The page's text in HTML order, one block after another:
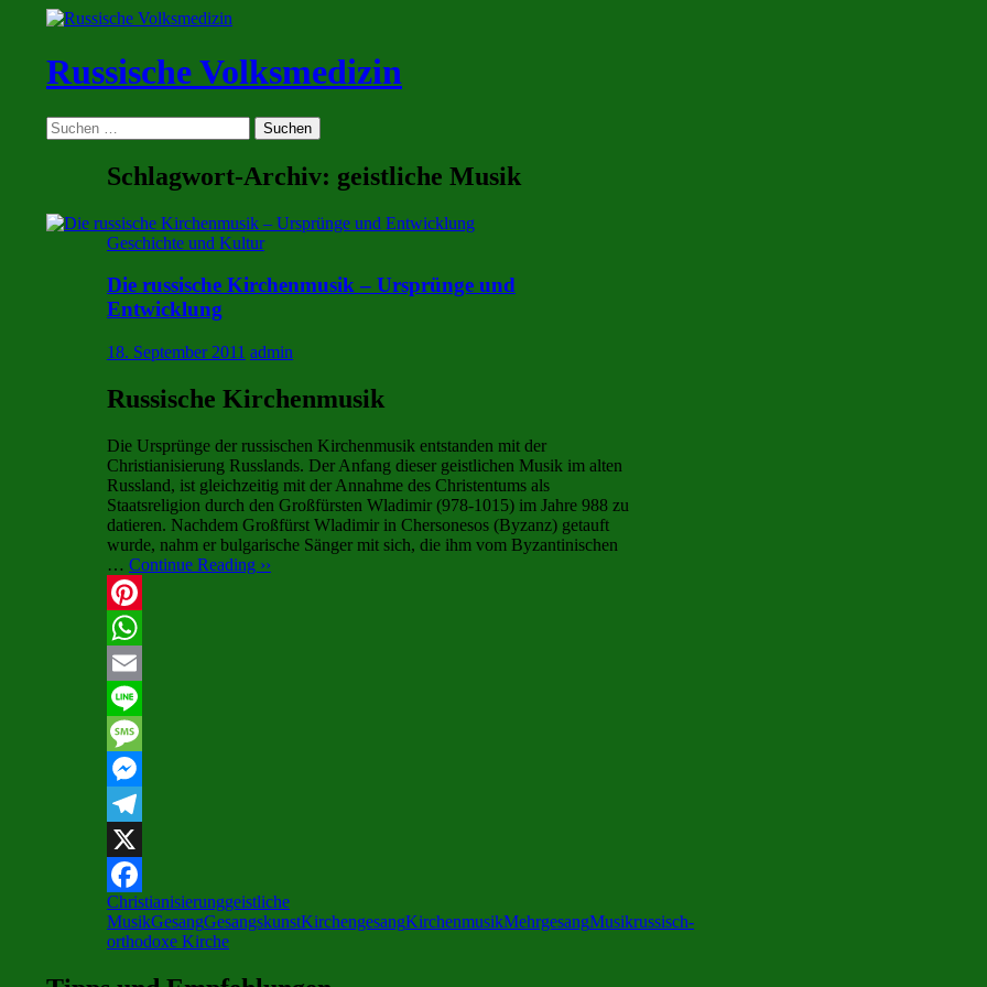
springenRussische Volksmedizin
Suchen
Suchen
nach:
Schlagwort-Archiv: geistliche Musik
Geschichte und Kultur
Die russische Kirchenmusik – Ursprünge und
Entwicklung
18. September 2011 admin
Russische Kirchenmusik
Die Ursprünge der russischen Kirchenmusik entstanden mit der
Christianisierung Russlands. Der Anfang dieser geistlichen Musik im alten
Russland, ist gleichzeitig mit der Annahme des Christentums als
Staatsreligion durch den Großfürsten Wladimir (978-1015) im Jahre 988 zu
datieren. Nachdem Großfürst Wladimir in Сhersonesos (Byzanz) getauft
wurde, nahm er bulgarische Sänger mit sich, die ihm vom Byzantinischen
… Continue Reading ››
Pinterest
WhatsApp
Email
Line
Message
Messenger
Telegram
X
Facebook
Christianisierunggeistliche
MusikGesangGesangskunstKirchengesangKirchenmusikMehrgesangMusikrussisch-
orthodoxe Kirche